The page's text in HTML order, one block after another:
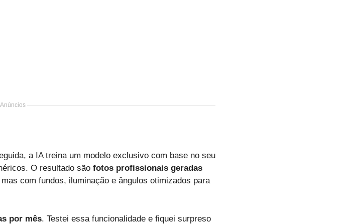
Anúncios
a IA treina um modelo exclusivo com base no seu
O resultado são fotos profissionais geradas
com fundos, iluminação e ângulos otimizados para
por mês. Testei essa funcionalidade e fiquei surpreso